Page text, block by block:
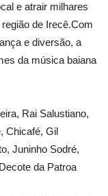
e atrair milhares
de Irecê.Com
e diversão, a
da música baiana
Rai Salustiano,
Chicafé, Gil
Juninho Sodré,
da Patroa